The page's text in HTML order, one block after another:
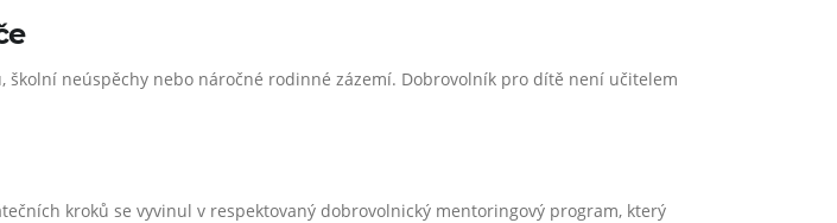
neúspěchy nebo náročné rodinné zázemí. Dobrovolník pro dítě není učitelem
kroků se vyvinul v respektovaný dobrovolnický mentoringový program, který